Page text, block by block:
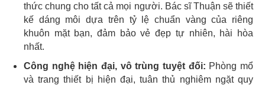
thức chung cho tất cả mọi người. Bác sĩ Thuận sẽ thiết
kế dáng môi dựa trên tỷ lệ chuẩn vàng của riêng
khuôn mặt bạn, đảm bảo vẻ đẹp tự nhiên, hài hòa
nhất.
Công nghệ hiện đại, vô trùng tuyệt đối: Phòng mổ
và trang thiết bị hiện đại, tuân thủ nghiêm ngặt quy